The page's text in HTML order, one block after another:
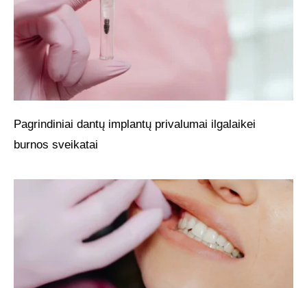
Pagrindiniai dantų implantų privalumai ilgalaikei
burnos sveikatai